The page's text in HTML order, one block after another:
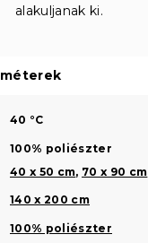
alakuljanak ki.
40 °C
100% poliészter
40 x 50 cm, 70 x 90 cm
140 x 200 cm
100% poliészter